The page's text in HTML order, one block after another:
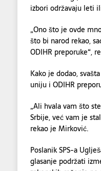
izbori održavaju leti
„Ono što je ovde
što bi narod rekao,
ODIHR preporuke“,
Kako je dodao,
uniju i ODIHR
„Ali hvala vam što
Srbije, već vam je
rekao je Mirković.
Poslanik SPS-a
glasanje podržati